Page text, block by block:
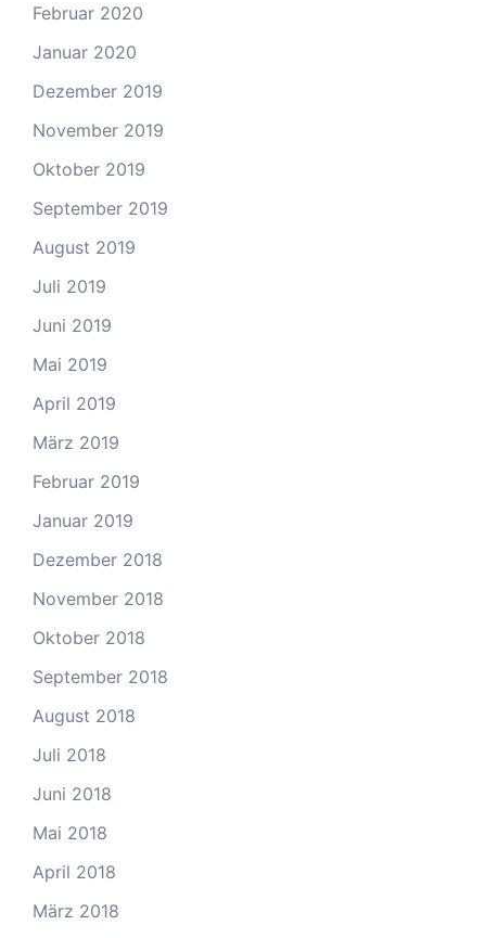
Februar 2020
Januar 2020
Dezember 2019
November 2019
Oktober 2019
September 2019
August 2019
Juli 2019
Juni 2019
Mai 2019
April 2019
März 2019
Februar 2019
Januar 2019
Dezember 2018
November 2018
Oktober 2018
September 2018
August 2018
Juli 2018
Juni 2018
Mai 2018
April 2018
März 2018